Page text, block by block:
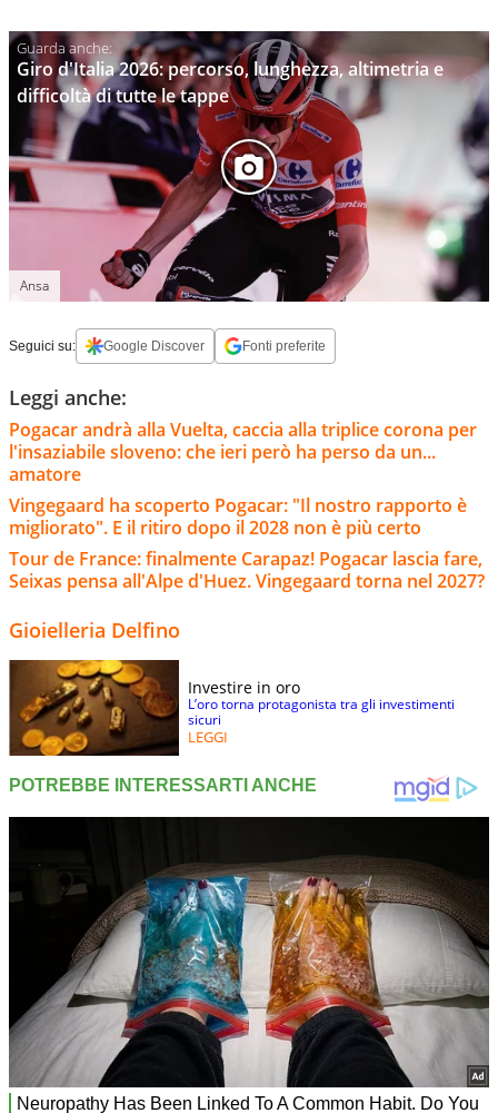
Giro d'Italia 2026: percorso, lunghezza, altimetria e
difficoltà di tutte le tappe
Ansa
Seguici su: Google Discover Fonti preferite
Leggi anche:
Pogacar andrà alla Vuelta, caccia alla triplice corona per
l'insaziabile sloveno: che ieri però ha perso da un...
amatore
Vingegaard ha scoperto Pogacar: "Il nostro rapporto è
migliorato". E il ritiro dopo il 2028 non è più certo
Tour de France: finalmente Carapaz! Pogacar lascia fare,
Seixas pensa all'Alpe d'Huez. Vingegaard torna nel 2027?
Gioielleria Delfino
Investire in oro
L’oro torna protagonista tra gli investimenti
sicuri
LEGGI